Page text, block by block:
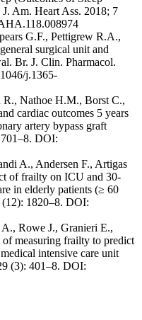
Am. Heart Ass. 2018; 7
G.F., Pettigrew R.A.,
surgical unit and
Br. J. Clin. Pharmacol.
j.1365-
Nathoe H.M., Borst C.,
cardiac outcomes 5 years
artery bypass graft
DOI:
A., Andersen F., Artigas
of frailty on ICU and 30-
in elderly patients (≥ 60
1820–8. DOI:
Rowe J., Granieri E.,
measuring frailty to predict
intensive care unit
(3): 401–8. DOI: